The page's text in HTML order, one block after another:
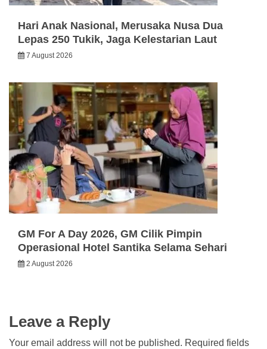
Hari Anak Nasional, Merusaka Nusa Dua
Lepas 250 Tukik, Jaga Kelestarian Laut
7 August 2026
GM For A Day 2026, GM Cilik Pimpin
Operasional Hotel Santika Selama Sehari
2 August 2026
Leave a Reply
Your email address will not be published. Required fields